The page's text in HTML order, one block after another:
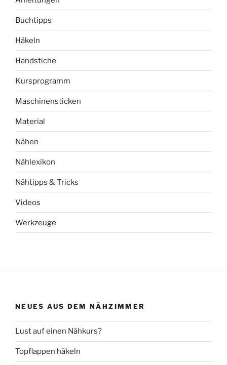
Buchtipps
Häkeln
Handstiche
Kursprogramm
Maschinensticken
Material
Nähen
Nählexikon
Nähtipps & Tricks
Videos
Werkzeuge
NEUES AUS DEM NÄHZIMMER
Lust auf einen Nähkurs?
Topflappen häkeln